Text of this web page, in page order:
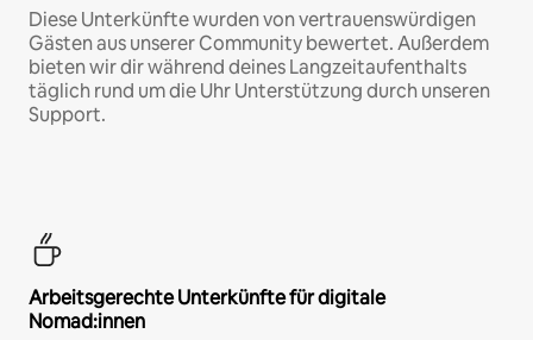
Diese Unterkünfte wurden von vertrauenswürdigen
Gästen aus unserer Community bewertet. Außerdem
bieten wir dir während deines Langzeitaufenthalts
täglich rund um die Uhr Unterstützung durch unseren
Support.
Arbeitsgerechte Unterkünfte für digitale
Nomad:innen